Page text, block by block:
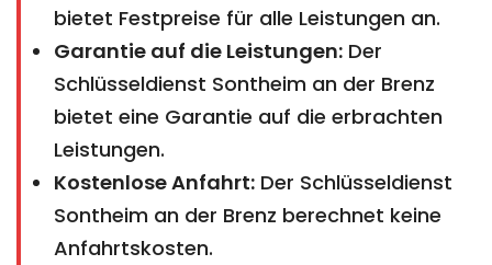
bietet Festpreise für alle Leistungen an.
Garantie auf die Leistungen: Der
Schlüsseldienst Sontheim an der Brenz
bietet eine Garantie auf die erbrachten
Leistungen.
Kostenlose Anfahrt: Der Schlüsseldienst
Sontheim an der Brenz berechnet keine
Anfahrtskosten.